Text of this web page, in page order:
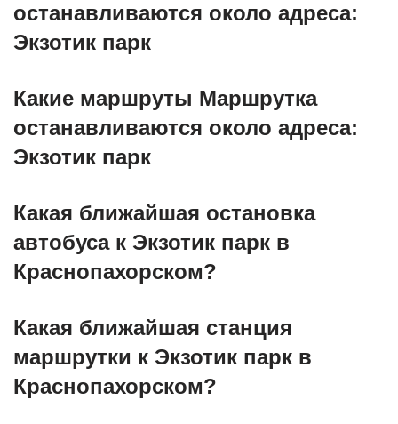
останавливаются около адреса:
Экзотик парк
Какие маршруты Маршрутка
останавливаются около адреса:
Экзотик парк
Какая ближайшая остановка
автобуса к Экзотик парк в
Краснопахорском?
Какая ближайшая станция
маршрутки к Экзотик парк в
Краснопахорском?